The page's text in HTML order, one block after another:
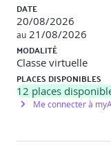
DATE
20/08/2026
au 21/08/2026
MODALITÉ
Classe virtuelle
PLACES DISPONIBLES
12 places
Me connecter à